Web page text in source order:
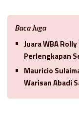
Baca Juga
Juara WBA
Perlengkapan
Mauricio
Warisan Abadi